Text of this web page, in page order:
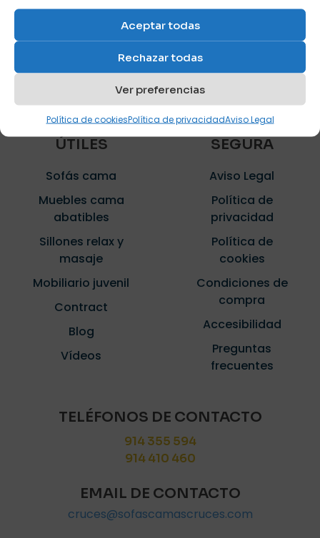
Aceptar todas
Rechazar todas
Ver preferencias
Política de cookiesPolítica de privacidadAviso Legal
ENLACES
ÚTILES
Sofás cama
Muebles cama
abatibles
Sillones relax y
masaje
Mobiliario juvenil
Contract
Blog
Vídeos
COMPRA
SEGURA
Aviso Legal
Política de
privacidad
Política de
cookies
Condiciones de
compra
Accesibilidad
Preguntas
frecuentes
TELÉFONOS DE CONTACTO
914 355 594
914 410 460
EMAIL DE CONTACTO
cruces@sofascamascruces.com